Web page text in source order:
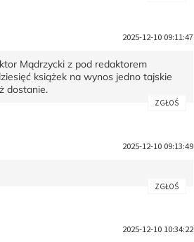
2025-12-10 09:11:47
Mądrzycki z pod redaktorem
książek na wynos jedno tajskie
dostanie.
ZGŁOŚ
2025-12-10 09:13:49
ZGŁOŚ
2025-12-10 10:34:22